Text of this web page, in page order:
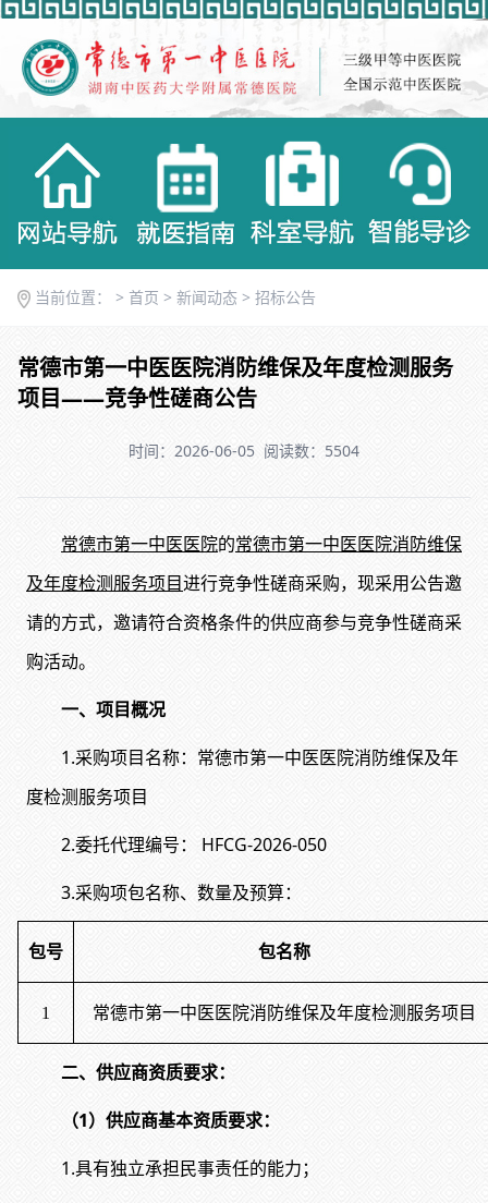
当前位置： > 首页 > 新闻动态 > 招标公告
常德市第一中医医院消防维保及年度检测服务
项目——竞争性磋商公告
时间：2026-06-05 阅读数：5504
常德市第一中医医院的常德市第一中医医院消防维保
及年度检测服务项目进行竞争性磋商采购，现采用公告邀
请的方式，邀请符合资格条件的供应商参与竞争性磋商采
购活动。
一、项目概况
1.采购项目名称：常德市第一中医医院消防维保及年
度检测服务项目
2.委托代理编号： HFCG-2026-050
3.采购项包名称、数量及预算：
包号 包名称
1 常德市第一中医医院消防维保及年度检测服务项目
二、供应商资质要求：
（1）供应商基本资质要求：
1.具有独立承担民事责任的能力；